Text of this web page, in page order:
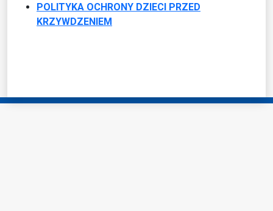
POLITYKA OCHRONY DZIECI PRZED
KRZYWDZENIEM